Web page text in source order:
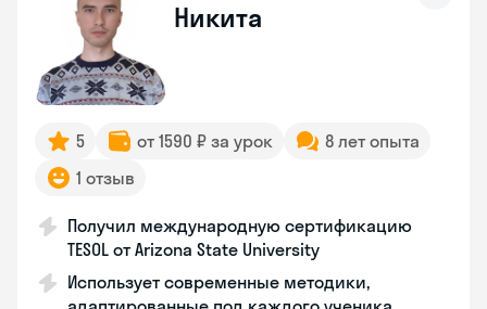
Никита
5 от 1590 ₽ за урок
8 лет опыта
1 отзыв
Получил международную сертификацию
TESOL от Arizona State University
Использует современные методики,